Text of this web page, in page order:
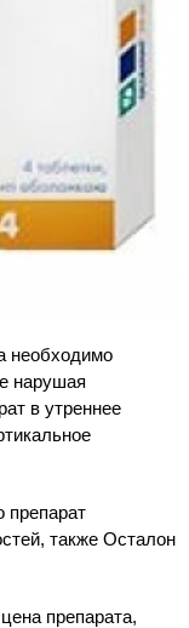
необходимо
нарушая
в утреннее
препарат
также Осталон
препарата,